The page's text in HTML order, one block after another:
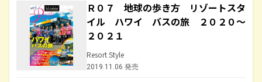
Ｒ０７ 地球の歩き方 リゾートスタ
イル ハワイ バスの旅 ２０２０～
２０２１
Resort Style
2019.11.06 発売